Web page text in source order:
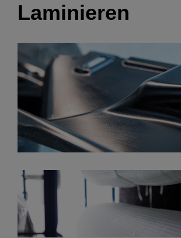
Laminieren